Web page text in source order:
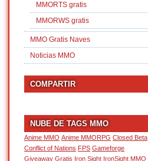
MMORTS gratis
MMORWS gratis
MMO Gratis Naves
Noticias MMO
COMPARTIR
NUBE DE TAGS MMO
Anime MMO Anime MMORPG Closed Beta
Conflict of Nations FPS Gameforge
Giveaway Gratis Iron Sight IronSight MMO